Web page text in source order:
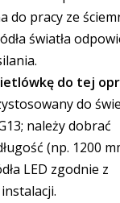
do pracy ze
światła
do tej
do
należy dobrać
(np. 1200
LED zgodnie z